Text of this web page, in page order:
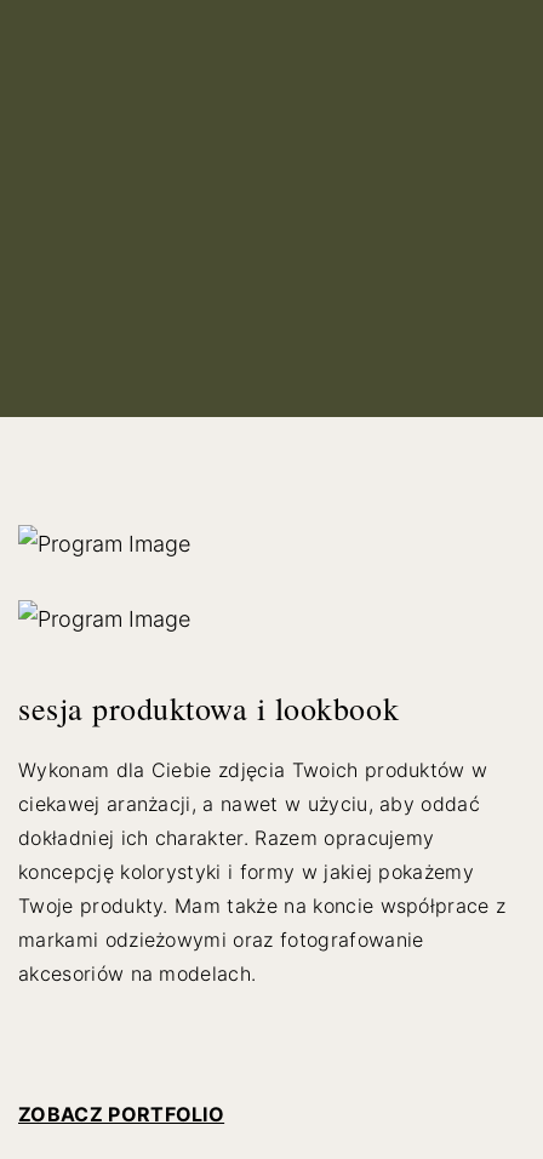
sesja produktowa i lookbook
Wykonam dla Ciebie zdjęcia Twoich produktów w
ciekawej aranżacji, a nawet w użyciu, aby oddać
dokładniej ich charakter. Razem opracujemy
koncepcję kolorystyki i formy w jakiej pokażemy
Twoje produkty. Mam także na koncie współprace z
markami odzieżowymi oraz fotografowanie
akcesoriów na modelach.
ZOBACZ PORTFOLIO